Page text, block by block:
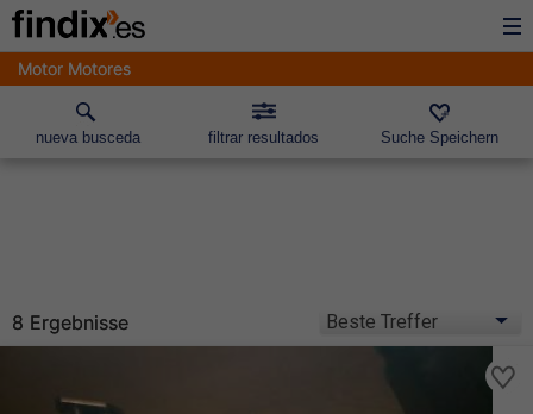
Motor Motores
nueva busceda filtrar resultados Suche Speichern
8 Ergebnisse